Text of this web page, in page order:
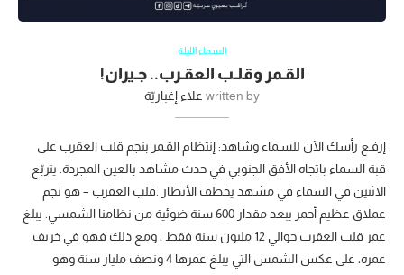
السماء الليلة
القـمر وقلـب العقـرب.. جـيران!
written by علاء إغباريّة
إرفـع رأسك الآن للسـماء وشاهد: إنتظام القـمر بنجم قلب العقرب على
قبة السماء باتجاه الأفق الجنوبي في حدث مشاهد بالعين المجردة. يتربّع
الاثنين في السماء في مشهد يخطف الأنظار .قلب العقرب – هو نجم
عملاق عظيم أحمر يبعد مقدار 600 سنة ضوئية من نظامنا الشمسي. يبلغ
عمر قلب العقرب حوالي 12 مليون سنة فقط ، ومع ذلك فهو في خريف
عمره، على عكس الشمس التي يبلغ عمرها 4 ونصف مليار سنة وهو